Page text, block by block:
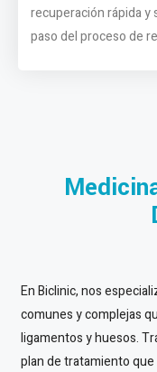
recuperación rápida y
paso del proceso de
En Biclinic, nos
comunes y complejas
ligamentos y huesos.
plan de tratamiento